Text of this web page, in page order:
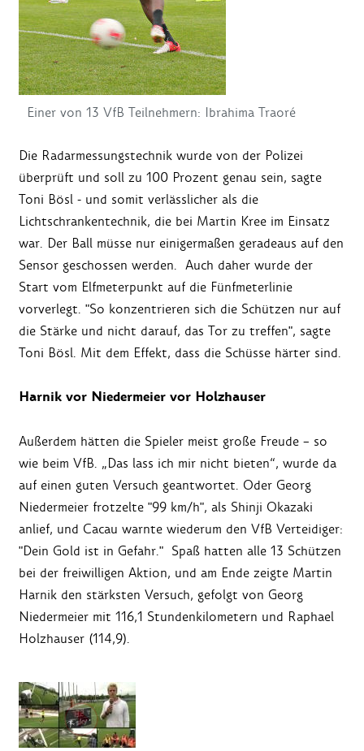
Einer von 13 VfB Teilnehmern: Ibrahima Traoré
Die Radarmessungstechnik wurde von der Polizei
überprüft und soll zu 100 Prozent genau sein, sagte
Toni Bösl - und somit verlässlicher als die
Lichtschrankentechnik, die bei Martin Kree im Einsatz
war. Der Ball müsse nur einigermaßen geradeaus auf den
Sensor geschossen werden. Auch daher wurde der
Start vom Elfmeterpunkt auf die Fünfmeterlinie
vorverlegt. "So konzentrieren sich die Schützen nur auf
die Stärke und nicht darauf, das Tor zu treffen", sagte
Toni Bösl. Mit dem Effekt, dass die Schüsse härter sind.
Harnik vor Niedermeier vor Holzhauser
Außerdem hätten die Spieler meist große Freude – so
wie beim VfB. „Das lass ich mir nicht bieten“, wurde da
auf einen guten Versuch geantwortet. Oder Georg
Niedermeier frotzelte "99 km/h", als Shinji Okazaki
anlief, und Cacau warnte wiederum den VfB Verteidiger:
"Dein Gold ist in Gefahr." Spaß hatten alle 13 Schützen
bei der freiwilligen Aktion, und am Ende zeigte Martin
Harnik den stärksten Versuch, gefolgt von Georg
Niedermeier mit 116,1 Stundenkilometern und Raphael
Holzhauser (114,9).